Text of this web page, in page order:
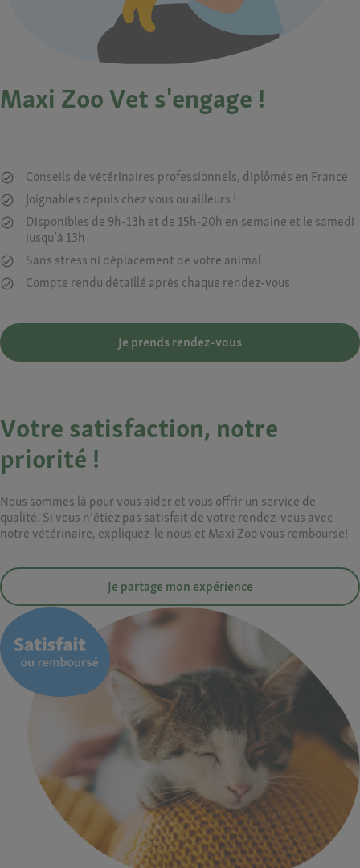
Maxi Zoo Vet s'engage !​
Conseils de vétérinaires professionnels, diplômés en France
Joignables depuis chez vous ou ailleurs !
Disponibles de 9h-13h et de 15h-20h en semaine et le samedi
jusqu’à 13h
Sans stress ni déplacement de votre animal
Compte rendu détaillé après chaque rendez-vous
Je prends rendez-vous​
Votre satisfaction, notre
priorité !
Nous sommes là pour vous aider et vous offrir un service de
qualité. Si vous n’étiezpas satisfait de votre rendez-vous avec
notre vétérinaire, expliquez-le nous et Maxi Zoo vous rembourse!
Je partage mon expérience​